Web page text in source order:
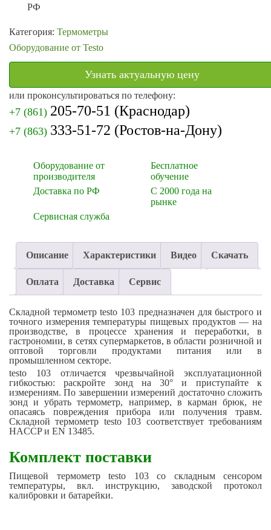
РФ
Категория: Термометры
Оборудование от Testo
Узнать актуальную цену
или проконсультироваться по телефону:
+7 (861) 205-70-51 (Краснодар)
+7 (863) 333-51-72 (Ростов-на-Дону)
Оборудование от
производителя
Бесплатное
обучение
Доставка по РФ
С 2000 года на
рынке
Сервисная служба
Описание Характеристики Видео Скачать
Оплата Доставка Сервис
Складной термометр testo 103 предназначен для быстрого и
точного измерения температуры пищевых продуктов — на
производстве, в процессе хранения и переработки, в
гастрономии, в сетях супермаркетов, в области розничной и
оптовой торговли продуктами питания или в
промышленном секторе.
testo 103 отличается чрезвычайной эксплуатационной
гибкостью: раскройте зонд на 30° и приступайте к
измерениям. По завершении измерений достаточно сложить
зонд и убрать термометр, например, в карман брюк, не
опасаясь повреждения прибора или получения травм.
Складной термометр testo 103 соответствует требованиям
HACCP и EN 13485.
Комплект поставки
Пищевой термометр testo 103 со складным сенсором
температуры, вкл. инструкцию, заводской протокол
калибровки и батарейки.